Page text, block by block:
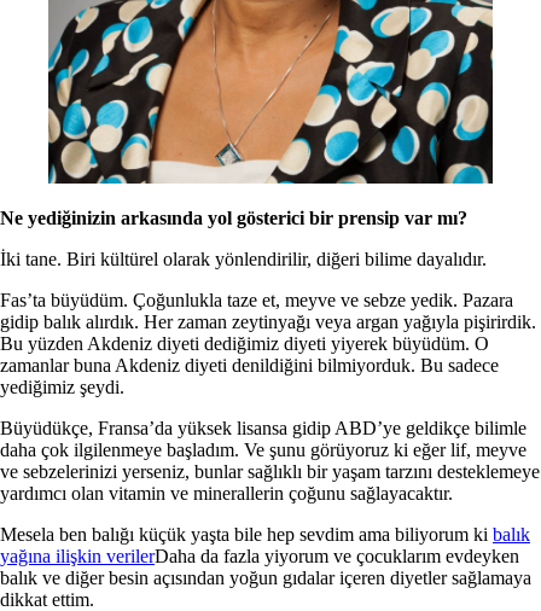
Ne yediğinizin arkasında yol gösterici bir prensip var mı?
İki tane. Biri kültürel olarak yönlendirilir, diğeri bilime dayalıdır.
Fas’ta büyüdüm. Çoğunlukla taze et, meyve ve sebze yedik. Pazara
gidip balık alırdık. Her zaman zeytinyağı veya argan yağıyla pişirirdik.
Bu yüzden Akdeniz diyeti dediğimiz diyeti yiyerek büyüdüm. O
zamanlar buna Akdeniz diyeti denildiğini bilmiyorduk. Bu sadece
yediğimiz şeydi.
Büyüdükçe, Fransa’da yüksek lisansa gidip ABD’ye geldikçe bilimle
daha çok ilgilenmeye başladım. Ve şunu görüyoruz ki eğer lif, meyve
ve sebzelerinizi yerseniz, bunlar sağlıklı bir yaşam tarzını desteklemeye
yardımcı olan vitamin ve minerallerin çoğunu sağlayacaktır.
Mesela ben balığı küçük yaşta bile hep sevdim ama biliyorum ki balık
yağına ilişkin verilerDaha da fazla yiyorum ve çocuklarım evdeyken
balık ve diğer besin açısından yoğun gıdalar içeren diyetler sağlamaya
dikkat ettim.